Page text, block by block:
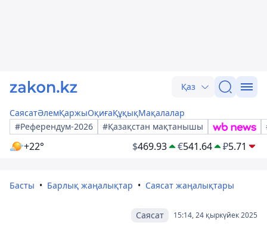
Қаз
СаясатӘлемҚаржыОқиғаҚұқықМақалалар
#Референдум-2026
#Қазақстан мақтанышы
+22° $469.93 €541.64 ₽5.71
Басты Барлық жаңалықтар Саясат жаңалықтары
15:14, 24 қыркүйек 2025
Саясат